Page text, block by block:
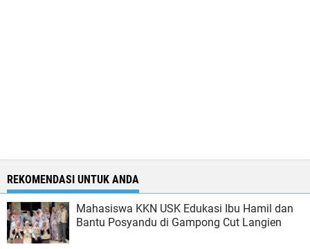
REKOMENDASI UNTUK ANDA
Mahasiswa KKN USK Edukasi Ibu Hamil dan
Bantu Posyandu di Gampong Cut Langien